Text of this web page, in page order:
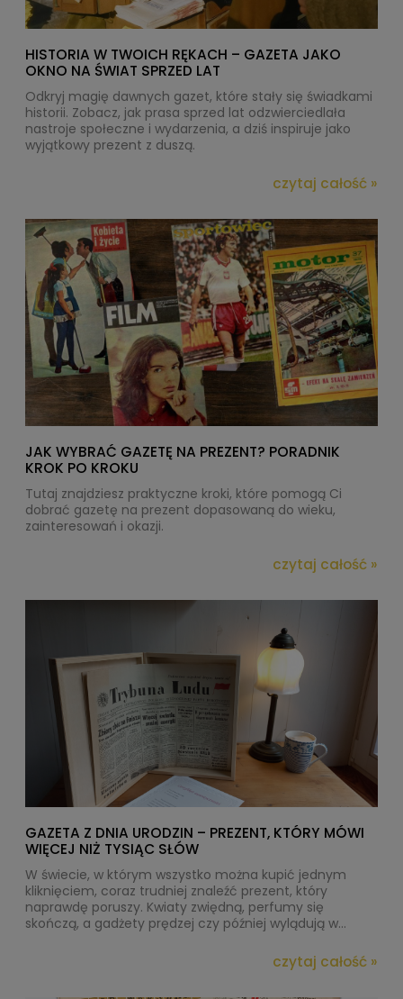
HISTORIA W TWOICH RĘKACH – GAZETA JAKO
OKNO NA ŚWIAT SPRZED LAT
Odkryj magię dawnych gazet, które stały się świadkami
historii. Zobacz, jak prasa sprzed lat odzwierciedlała
nastroje społeczne i wydarzenia, a dziś inspiruje jako
wyjątkowy prezent z duszą.
czytaj całość »
JAK WYBRAĆ GAZETĘ NA PREZENT? PORADNIK
KROK PO KROKU
Tutaj znajdziesz praktyczne kroki, które pomogą Ci
dobrać gazetę na prezent dopasowaną do wieku,
zainteresowań i okazji.
czytaj całość »
GAZETA Z DNIA URODZIN – PREZENT, KTÓRY MÓWI
WIĘCEJ NIŻ TYSIĄC SŁÓW
W świecie, w którym wszystko można kupić jednym
kliknięciem, coraz trudniej znaleźć prezent, który
naprawdę poruszy. Kwiaty zwiędną, perfumy się
skończą, a gadżety prędzej czy później wylądują w
więcej – podróż w czasie, wspomnienie i emocję w
czytaj całość »